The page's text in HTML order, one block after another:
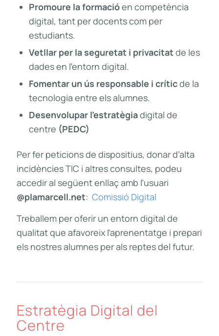
Promoure la formacióen competència
digital, tant per docents com per
estudiants.
Vetllar per la seguretat i privacitat de les
dades en l’entorn digital.
Fomentar un ús responsable i críticde la
tecnologia entre els alumnes.
Desenvolupar l’estratègiadigital de
centre (PEDC)
Per fer peticions de dispositius, donar d’alta
incidències TIC i altres consultes, podeu
accedir al següent enllaç amb l’usuari
@plamarcell.net: Comissió Digital
Treballem per oferir un entorn digital de
qualitat que afavoreix l’aprenentatge i prepari
els nostres alumnes per als reptes del futur.
Estratègia Digital del
Centre